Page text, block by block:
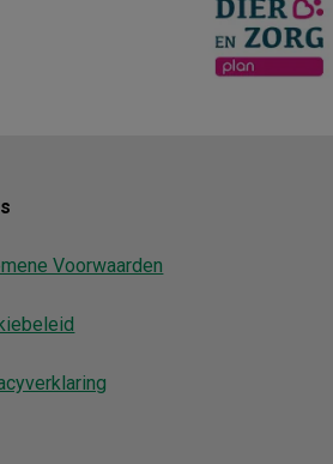
Voorwaarden